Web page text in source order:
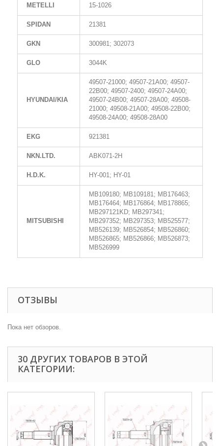
METELLI 15-1026
SPIDAN 21381
GKN 300981; 302073
GLO 3044K
HYUNDAI/KIA
49507-21000; 49507-21A00; 49507-
22B00; 49507-2400; 49507-24A00;
49507-24B00; 49507-28A00; 49508-
21000; 49508-21A00; 49508-22B00;
49508-24A00; 49508-28A00
EKG 921381
NKN.LTD. ABK071-2H
H.D.K. HY-001; HY-01
MITSUBISHI
MB109180; MB109181; MB176463;
MB176464; MB176864; MB178865;
MB297121KD; MB297341;
MB297352; MB297353; MB525577;
MB526139; MB526854; MB526860;
MB526865; MB526866; MB526873;
MB526999
ОТЗЫВЫ
Пока нет обзоров.
30 ДРУГИХ ТОВАРОВ В ЭТОЙ
КАТЕГОРИИ: